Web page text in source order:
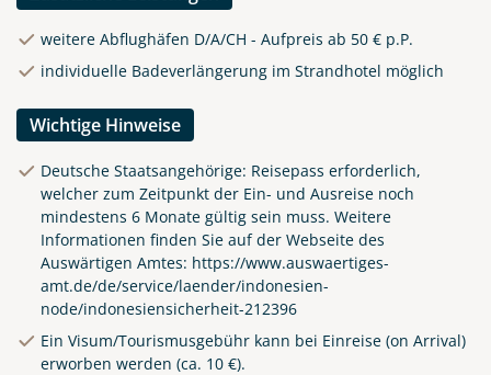
weitere Abflughäfen D/A/CH - Aufpreis ab 50 € p.P.
individuelle Badeverlängerung im Strandhotel möglich
Wichtige Hinweise
Deutsche Staatsangehörige: Reisepass erforderlich,
welcher zum Zeitpunkt der Ein- und Ausreise noch
mindestens 6 Monate gültig sein muss. Weitere
Informationen finden Sie auf der Webseite des
Auswärtigen Amtes: https://www.auswaertiges-
amt.de/de/service/laender/indonesien-
node/indonesiensicherheit-212396
Ein Visum/Tourismusgebühr kann bei Einreise (on Arrival)
erworben werden (ca. 10 €).